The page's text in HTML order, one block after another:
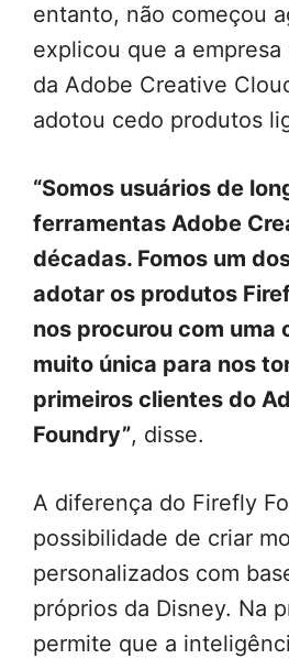
entanto, não começou
explicou que a
da Adobe Creative
adotou cedo produtos
“Somos usuários de
ferramentas Adobe
décadas. Fomos um
adotar os produtos
nos procurou com uma
muito única para nos
primeiros clientes do
Foundry”, disse.
A diferença do Firefly
possibilidade de criar
personalizados com
próprios da Disney. Na
permite que a